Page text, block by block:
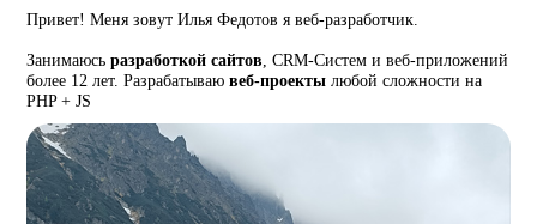
Привет! Меня зовут Илья Федотов я веб-разработчик.
Занимаюсьразработкой сайтов , CRM-Систем и веб-приложений
более 12 лет. Разрабатываювеб-проекты любой сложности на
PHP + JS